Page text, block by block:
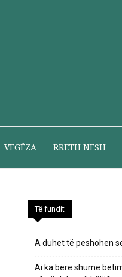
VEGËZA RRETH NESH
Të fundit
A duhet të peshohen
Ai ka bërë shumë